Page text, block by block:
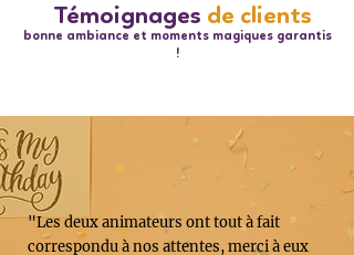
bonne ambiance et moments magiques garantis
!
Témoignages de clients
"Les deux animateurs ont tout à fait
correspondu à nos attentes, merci à eux